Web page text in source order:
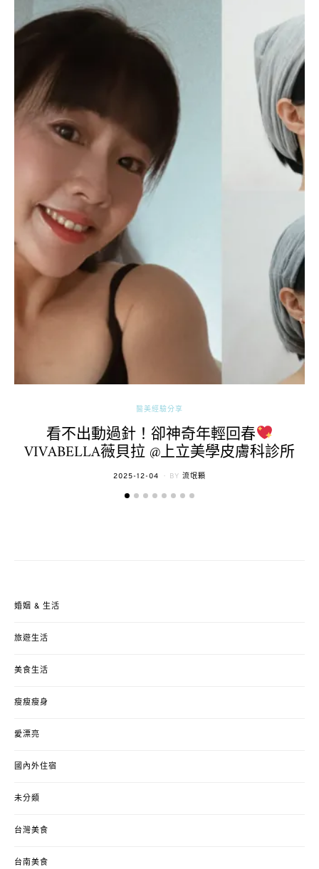
醫美經驗分享
看不出動過針！卻神奇年輕回春
VIVABELLA薇貝拉 @上立美學皮膚科診所
POSTED
2025-12-04 BY 流氓顆
婚姻 & 生活
旅遊生活
美食生活
瘦瘦瘦身
愛漂亮
國內外住宿
未分類
台灣美食
台南美食